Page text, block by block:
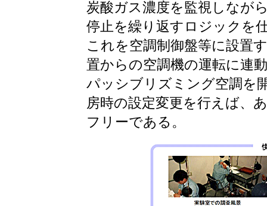
炭酸ガス濃度を監視しなが
停止を繰り返すロジックを
これを空調制御盤等に設置
置からの空調機の運転に連
パッシブリズミング空調を
房時の設定変更を行えば、
フリーである。